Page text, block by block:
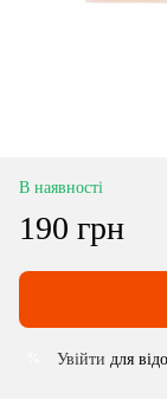
В наявності
190 грн
Увійти для